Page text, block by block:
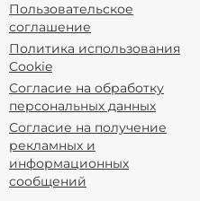
Пользовательское
соглашение
Политика использования
Cookie
Согласие на обработку
персональных данных
Согласие на получение
рекламных и
информационных
сообщений